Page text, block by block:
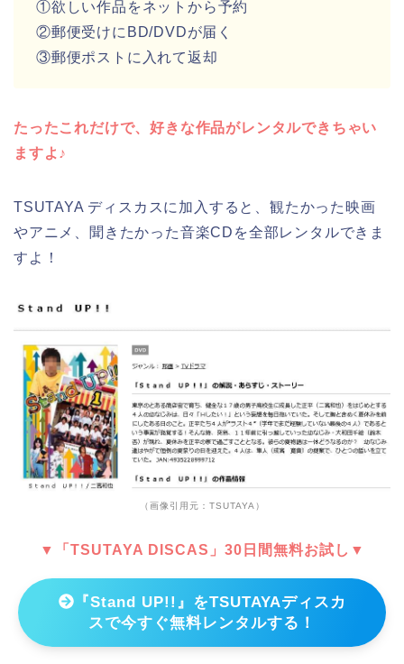
①欲しい作品をネットから予約
②郵便受けにBD/DVDが届く
③郵便ポストに入れて返却
たったこれだけで、好きな作品がレンタルできちゃい
ますよ♪
TSUTAYA ディスカスに加入すると、観たかった映画
やアニメ、聞きたかった音楽CDを全部レンタルできま
すよ！
（画像引用元：TSUTAYA）
▼「TSUTAYA DISCAS」30日間無料お試し▼
『Stand UP!!』をTSUTAYAディスカ
スで今すぐ無料レンタルする！